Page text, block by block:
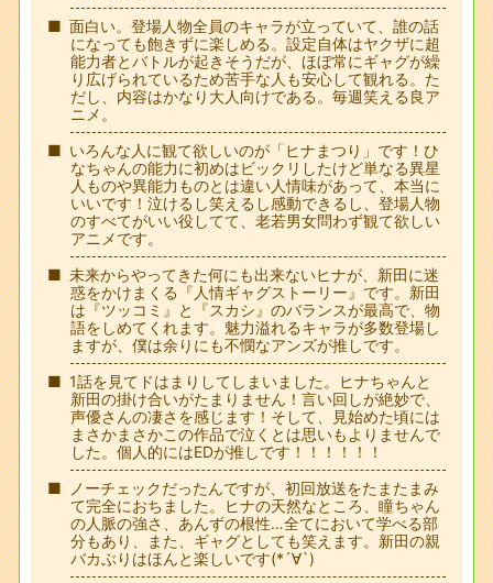
面白い。登場人物全員のキャラが立っていて、誰の話
になっても飽きずに楽しめる。設定自体はヤクザに超
能力者とバトルが起きそうだが、ほぼ常にギャグが繰
り広げられているため苦手な人も安心して観れる。た
だし、内容はかなり大人向けである。毎週笑える良ア
ニメ。
いろんな人に観て欲しいのが「ヒナまつり」です！ひ
なちゃんの能力に初めはビックリしたけど単なる異星
人ものや異能力ものとは違い人情味があって、本当に
いいです！泣けるし笑えるし感動できるし、登場人物
のすべてがいい役してて、老若男女問わず観て欲しい
アニメです。
未来からやってきた何にも出来ないヒナが、新田に迷
惑をかけまくる『人情ギャグストーリー』です。新田
は『ツッコミ』と『スカシ』のバランスが最高で、物
語をしめてくれます。魅力溢れるキャラが多数登場し
ますが、僕は余りにも不憫なアンズが推しです。
1話を見てドはまりしてしまいました。ヒナちゃんと
新田の掛け合いがたまりません！言い回しが絶妙で、
声優さんの凄さを感じます！そして、見始めた頃には
まさかまさかこの作品で泣くとは思いもよりませんで
した。個人的にはEDが推しです！！！！！！
ノーチェックだったんですが、初回放送をたまたまみ
て完全におちました。ヒナの天然なところ、瞳ちゃん
の人脈の強さ、あんずの根性…全てにおいて学べる部
分もあり、また、ギャグとしても笑えます。新田の親
バカぶりはほんと楽しいです(*´∀`)